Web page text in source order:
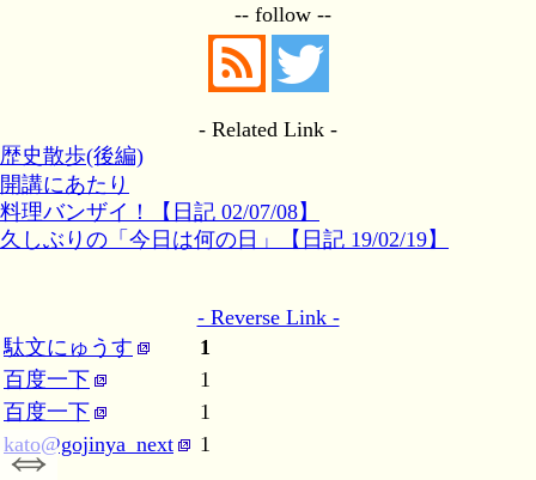
-- follow --
- Related Link -
歴史散歩(後編)
開講にあたり
料理バンザイ！【日記 02/07/08】
久しぶりの「今日は何の日」【日記 19/02/19】
- Reverse Link -
駄文にゅうす
1
百度一下
1
百度一下
1
kato@gojinya_next
1
⇔